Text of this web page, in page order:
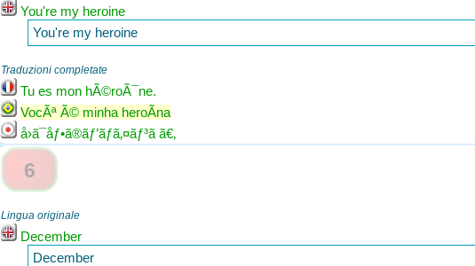
You're my heroine
You're my heroine
Traduzioni completate
Tu es mon hÃ©roÃ¯ne.
VocÃª Ã© minha heroÃ­na
å›ã¯åƒ•ã®ãƒ’ãƒ­ã‚¤ãƒ³ã ã€‚
6
Lingua originale
December
December